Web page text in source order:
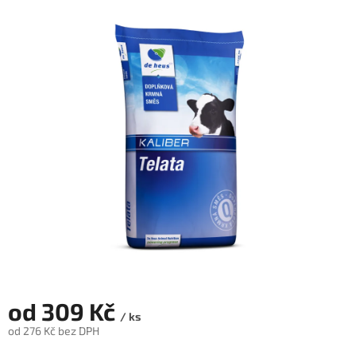
od 309 Kč / ks
od 276 Kč bez DPH